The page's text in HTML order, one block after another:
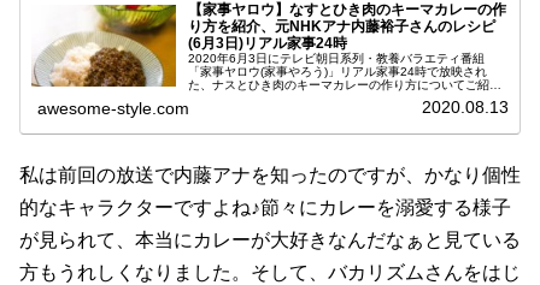
【家事ヤロウ】なすとひき肉のキーマカレーの作
り方を紹介、元NHKアナ内藤裕子さんのレシピ
(6月3日)リアル家事24時
2020年6月3日にテレビ朝日系列・教養バラエティ番組
「家事ヤロウ(家事やろう)」リアル家事24時で放映され
た、ナスとひき肉のキーマカレーの作り方についてご紹介
awesome-style.com 2020.08.13
私は前回の放送で内藤アナを知ったのですが、かなり個性
的なキャラクターですよね♪節々にカレーを溺愛する様子
が見られて、本当にカレーが大好きなんだなぁと見ている
方もうれしくなりました。そして、バカリズムさんをはじ